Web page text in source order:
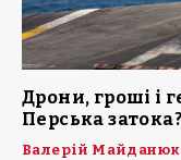
Дрони, гроші і
Перська затока?
Валерій Майданюк